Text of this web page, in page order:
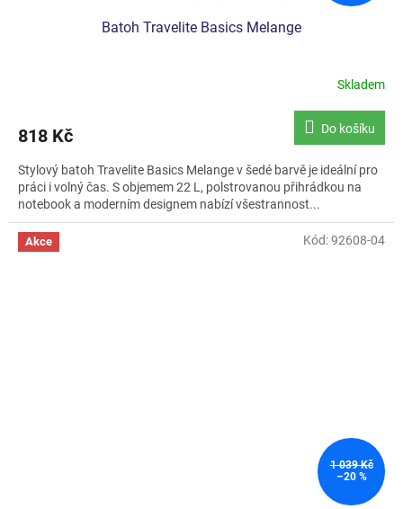
Batoh Travelite Basics Melange
Skladem
818 Kč Do košíku
Stylový batoh Travelite Basics Melange v šedé barvě je ideální pro
práci i volný čas. S objemem 22 L, polstrovanou přihrádkou na
notebook a moderním designem nabízí všestrannost...
Akce
1 039 Kč
–20 %
Kód:92608-04